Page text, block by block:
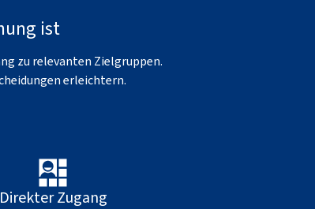
ist
zu relevanten Zielgruppen.
erleichtern.
Direkter Zugang